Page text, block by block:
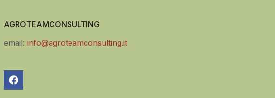
AGROTEAMCONSULTING
email:info@agroteamconsulting.it